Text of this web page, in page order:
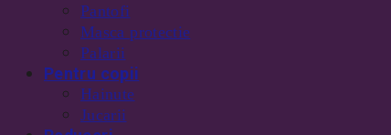
Pantofi
Masca protectie
Palarii
Pentru copii
Hainute
Jucarii